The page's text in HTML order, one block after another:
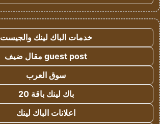
خدمات الباك لينك والجيست
guest post مقال ضيف
سوق العرب
باك لينك باقة 20
اعلانات الباك لينك